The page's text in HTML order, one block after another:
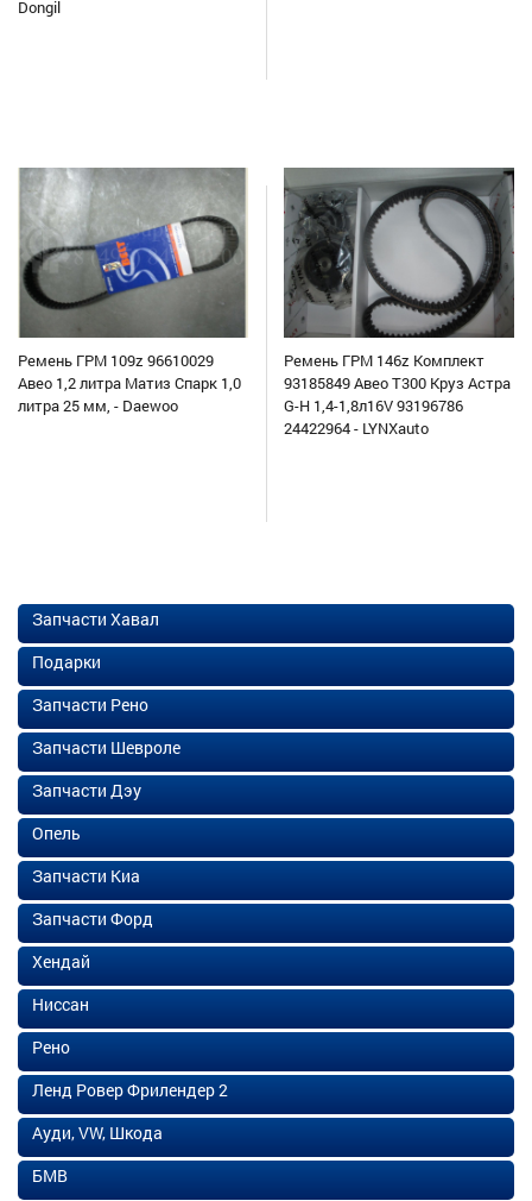
Dongil
Ремень ГРМ 109z 96610029
Авео 1,2 литра Матиз Спарк 1,0
литра 25 мм, - Daewoo
Ремень ГРМ 146z Комплект
93185849 Авео Т300 Круз Астра
G-H 1,4-1,8л16V 93196786
24422964 - LYNXauto
Запчасти Хавал
Подарки
Запчасти Рено
Запчасти Шевроле
Запчасти Дэу
Опель
Запчасти Киа
Запчасти Форд
Хендай
Ниссан
Рено
Ленд Ровер Фрилендер 2
Ауди, VW, Шкода
БМВ